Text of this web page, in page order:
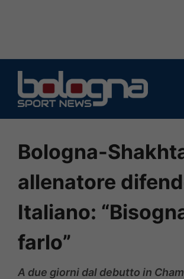
contenuto
Bologna-
allenatore
Italiano:
farlo”
A due giorni dal debutto in